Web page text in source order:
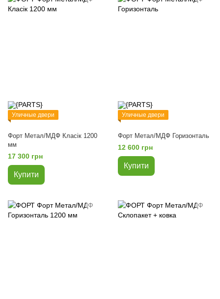
Уличные двери
Форт Метал/МДФ Класік 1200
мм
17 300 грн
Купити
Уличные двери
Форт Метал/МДФ Горизонталь
12 600 грн
Купити